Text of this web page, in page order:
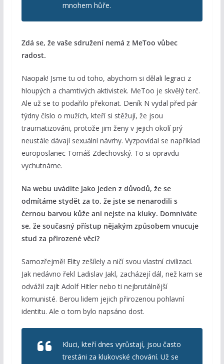
mnohem hůře.
Zdá se, že vaše sdružení nemá z MeToo vůbec
radost.
Naopak! Jsme tu od toho, abychom si dělali legraci z
hloupých a chamtivých aktivistek. MeToo je skvělý terč.
Ale už se to podařilo překonat. Deník N vydal před pár
týdny číslo o mužích, kteří si stěžují, že jsou
traumatizováni, protože jim ženy v jejich okolí prý
neustále dávají sexuální návrhy. Vyzpovídal se například
europoslanec Tomáš Zdechovský. To si opravdu
vychutnáme.
Na webu uvádíte jako jeden z důvodů, že se
odmítáme stydět za to, že jste se nenarodili s
černou barvou kůže ani nejste na kluky. Domníváte
se, že současný přístup nějakým způsobem vnucuje
stud za přirozené věci?
Samozřejmě! Elity zešílely a ničí svou vlastní civilizaci.
Jak nedávno řekl Ladislav Jakl, zacházejí dál, než kam se
odvážil zajít Adolf Hitler nebo ti nejbrutálnější
komunisté. Berou lidem jejich přirozenou pohlavní
identitu. Ale o tom bylo napsáno dost.
Kluci, kteří dnes vyrůstají, jsou často
trestáni za klukovské chování. Už se